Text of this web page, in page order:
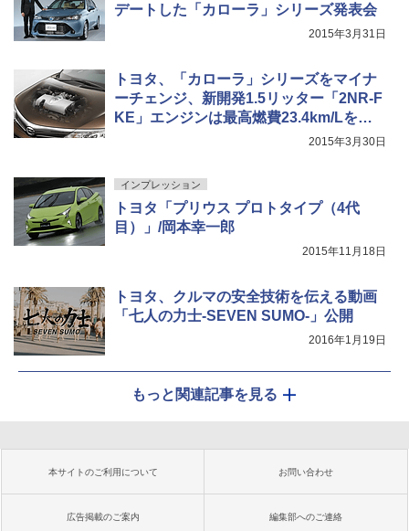
デートした「カローラ」シリーズ発表会
2015年3月31日
トヨタ、「カローラ」シリーズをマイナ
ーチェンジ、新開発1.5リッター「2NR-F
KE」エンジンは最高燃費23.4km/Lをマ
2015年3月30日
インプレッション
トヨタ「プリウス プロトタイプ（4代
目）」/岡本幸一郎
2015年11月18日
トヨタ、クルマの安全技術を伝える動画
「七人の力士-SEVEN SUMO-」公開
2016年1月19日
もっと関連記事を見る
本サイトのご利用について お問い合わせ
広告掲載のご案内 編集部へのご連絡